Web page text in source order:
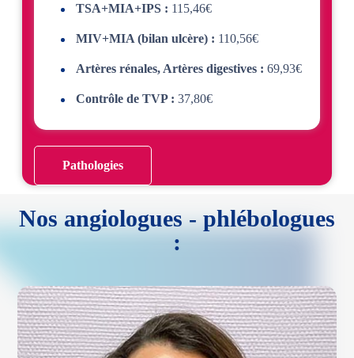
TSA+MIA+IPS : 115,46€
MIV+MIA (bilan ulcère) : 110,56€
Artères rénales, Artères digestives : 69,93€
Contrôle de TVP : 37,80€
Pathologies
Nos angiologues - phlébologues
: